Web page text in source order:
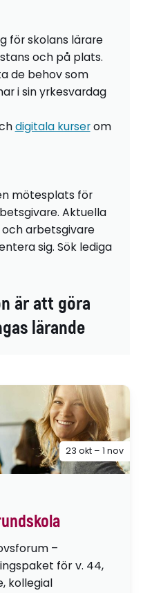
för skolans lärare
och på plats.
de behov som
i sin yrkesvardag
digitala kurserom
mötesplats för
Aktuella
arbetsgivare
sig. Sök lediga
är att göra
lärande
–
för v. 44,
kollegial
23 okt – 1 nov